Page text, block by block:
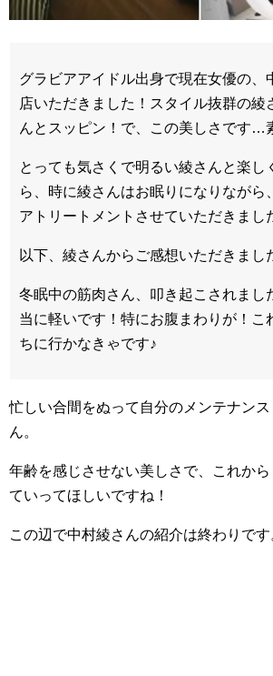
グラビアアイドル出身で現在女優の、
店いただきました！スタイル抜群の綾
んとスッピン！で、この美しさです…
とっても気さくで明るい綾さんと楽し
ら、時に綾さんはお眠りになりながら
アトリートメントさせていただきまし
以下、綾さんからご感想いただきまし
冬眠中の筋肉さん、叩き起こされまし
当に軽いです！特にお腹まわりが！こ
ちに行かなきゃです♪
忙しい合間をぬって自分のメンテナン
ん。
年齢を感じさせない美しさで、これか
ていってほしいですね！
この辺で中村綾さんの紹介は終わりです